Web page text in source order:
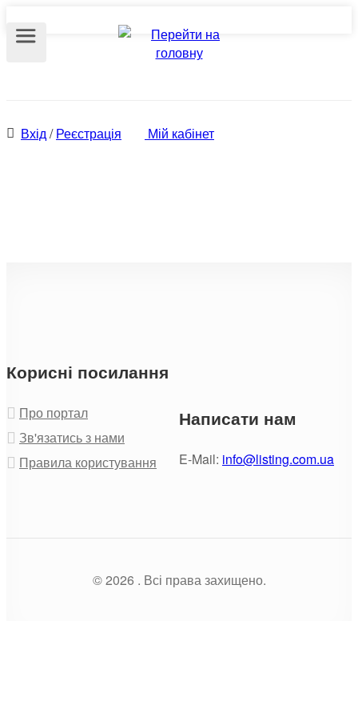
Вхід/Реєстрація Мій кабінет
Корисні посилання
Про портал
Зв'язатись з нами
Правила користування
Написати нам
E-Mail: info@listing.com.ua
© 2026 . Всі права захищено.